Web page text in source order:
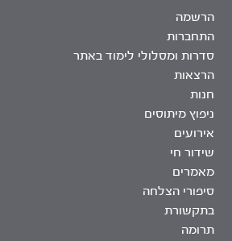
הרשמה
התחברות
סדרות ומסלולי לימוד באתר
הרצאות
חנות
ניפוץ מיתוסים
אירועים
שידור חי
מאמרים
סיפורי הצלחה
בתקשורת
תרומה